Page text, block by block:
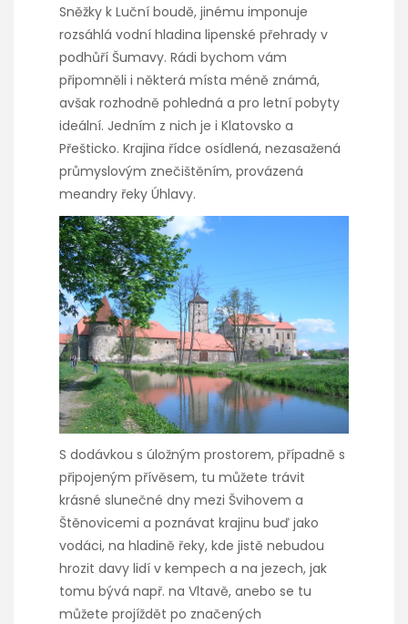
Sněžky k Luční boudě, jinému imponuje
rozsáhlá vodní hladina lipenské přehrady v
podhůří Šumavy. Rádi bychom vám
připomněli i některá místa méně známá,
avšak rozhodně pohledná a pro letní pobyty
ideální. Jedním z nich je i Klatovsko a
Přešticko. Krajina řídce osídlená, nezasažená
průmyslovým znečištěním, provázená
meandry řeky Úhlavy.
S dodávkou s úložným prostorem, případně s
připojeným přívěsem, tu můžete trávit
krásné slunečné dny mezi Švihovem a
Štěnovicemi a poznávat krajinu buď jako
vodáci, na hladině řeky, kde jistě nebudou
hrozit davy lidí v kempech a na jezech, jak
tomu bývá např. na Vltavě, anebo se tu
můžete projíždět po značených